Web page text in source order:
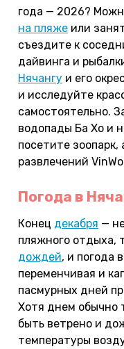
года — 2026?
на пляже или
съездите к
дайвинга и
Нячангу и его
и исследуйте
самостоятельно.
водопады Ба Хо и
посетите зоопарк,
развлечений
Погода в
Конец декабря —
пляжного отдыха,
дождей, и погода
переменчивая и
пасмурных дней
Хотя днем обычно
быть ветрено и
температуры